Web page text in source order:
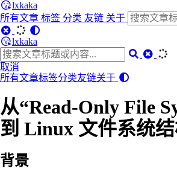
lxkaka
所有文章 标签 分类 友链 关于
lxkaka
取消
所有文章标签分类友链关于
从“Read-Only File
到 Linux 文件系统
背景